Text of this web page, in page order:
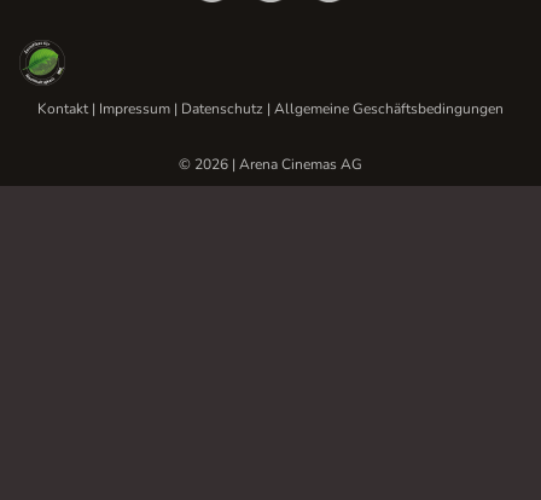
Kontakt| Impressum | Datenschutz | Allgemeine Geschäftsbedingungen
© 2026 | Arena Cinemas AG